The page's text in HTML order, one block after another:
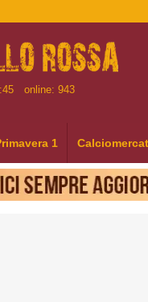
online: 943
1